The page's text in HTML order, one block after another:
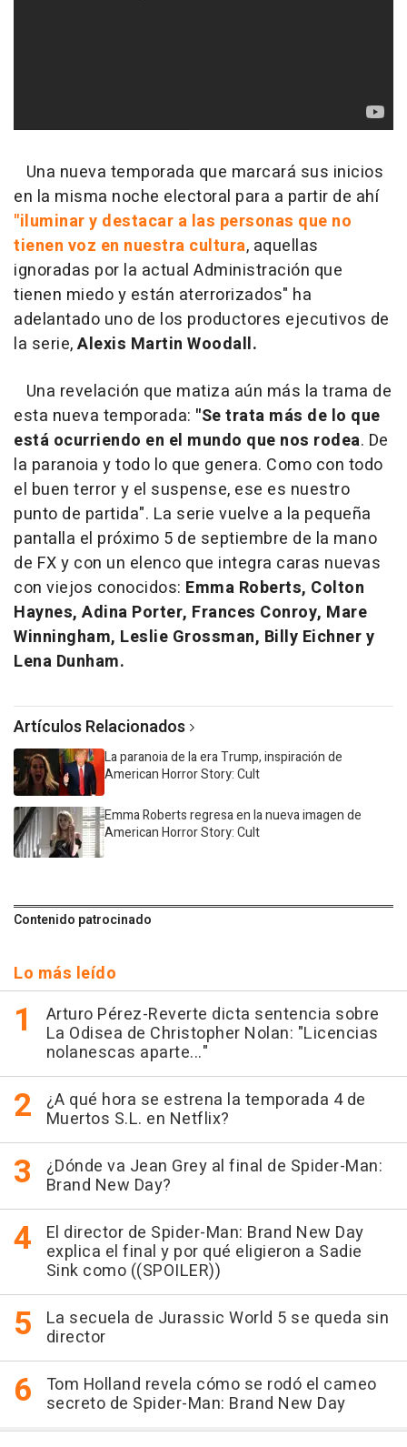
Una nueva temporada que marcará sus inicios
en la misma noche electoral para a partir de ahí
"iluminar y destacar a las personas que no
tienen voz en nuestra cultura, aquellas
ignoradas por la actual Administración que
tienen miedo y están aterrorizados" ha
adelantado uno de los productores ejecutivos de
la serie,Alexis Martin Woodall.
Una revelación que matiza aún más la trama de
esta nueva temporada: "Se trata más de lo que
está ocurriendo en el mundo que nos rodea. De
la paranoia y todo lo que genera. Como con todo
el buen terror y el suspense, ese es nuestro
punto de partida". La serie vuelve a la pequeña
pantalla el próximo 5 de septiembre de la mano
de FX y con un elenco que integra caras nuevas
con viejos conocidos: Emma Roberts, Colton
Haynes, Adina Porter, Frances Conroy, Mare
Winningham, Leslie Grossman, Billy Eichner y
Lena Dunham.
Artículos Relacionados
La paranoia de la era Trump, inspiración de
American Horror Story: Cult
Emma Roberts regresa en la nueva imagen de
American Horror Story: Cult
Contenido patrocinado
Lo más leído
Arturo Pérez-Reverte dicta sentencia sobre
La Odisea de Christopher Nolan: "Licencias
nolanescas aparte..."
¿A qué hora se estrena la temporada 4 de
Muertos S.L. en Netflix?
¿Dónde va Jean Grey al final de Spider-Man:
Brand New Day?
El director de Spider-Man: Brand New Day
explica el final y por qué eligieron a Sadie
Sink como ((SPOILER))
La secuela de Jurassic World 5 se queda sin
director
Tom Holland revela cómo se rodó el cameo
secreto de Spider-Man: Brand New Day